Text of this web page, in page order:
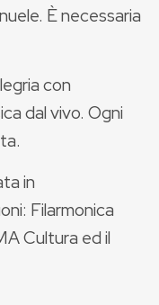
È necessaria
con
dal vivo. Ogni
in
Filarmonica
Cultura ed il